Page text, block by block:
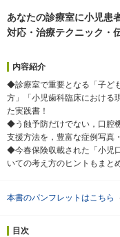
あなたの診療室に小児患
対応・治療テクニック・
内容紹介
◆診療室で重要となる「子ど
方」「小児歯科臨床における
た実践書！
◆う蝕予防だけでない，口腔
支援方法を，豊富な症例写真
◆今春保険収載された「小児
いての考え方のヒントもまと
本書のパンフレットはこちら
目次